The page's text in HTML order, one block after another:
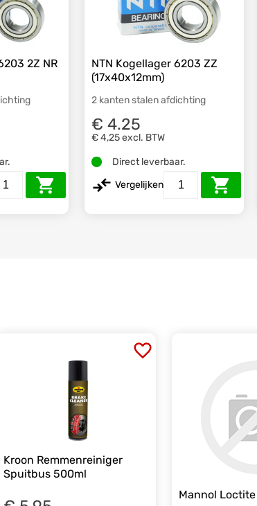
2Z NR
NTN Kogellager 6203 ZZ
(17x40x12mm)
2 kanten stalen afdichting
€ 4.25
€ 4,25excl. BTW
Direct leverbaar.
Vergelijken
Kroon Remmenreiniger
Spuitbus 500ml
Mannol Loctite